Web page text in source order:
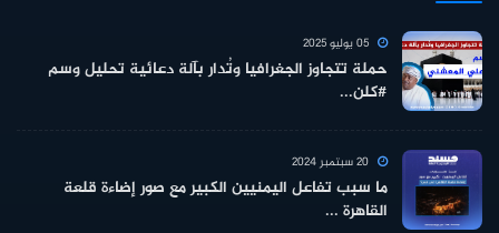
حملة تتجاوز الجغرافيا وتُدار بآلة دعائية تحليل وسم
#كلن...
ما سبب تفاعل اليمنيين الكبير مع صور إضاءة قلعة
القاهرة ...